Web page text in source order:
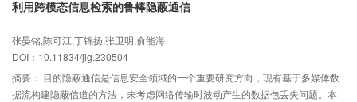
的动态加权组合方案，进一步增强对抗图像质量，并保障网络快速稳定收敛。
原始隐写图像训练后，相比于基于 U-Net 结构的生成式多重对抗隐写算法等其
他4种方法，使得当前性能优异的5种隐写分析器平均判别准确率降低了1.6%；
在使用对抗图像和增强隐写图像再训练后，相比其他4种方法，仍使得当前性能
优异的5种隐写分析器平均判别准确率降低了6.8%。同时也对对抗图像质量进
利用跨模态信息检索的鲁棒隐蔽通信
张晏铭,陈可江,丁锦扬,张卫明,俞能海
DOI：10.11834/jig.230504
摘要： 目的隐蔽通信是信息安全领域的一个重要研究方向，现有基于多媒体数
据流构建隐蔽信道的方法，未考虑网络传输时波动产生的数据包丢失问题。本